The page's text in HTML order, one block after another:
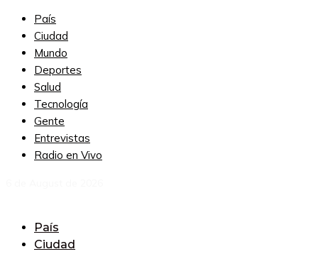
País
Ciudad
Mundo
Deportes
Salud
Tecnología
Gente
Entrevistas
Radio en Vivo
País
Ciudad